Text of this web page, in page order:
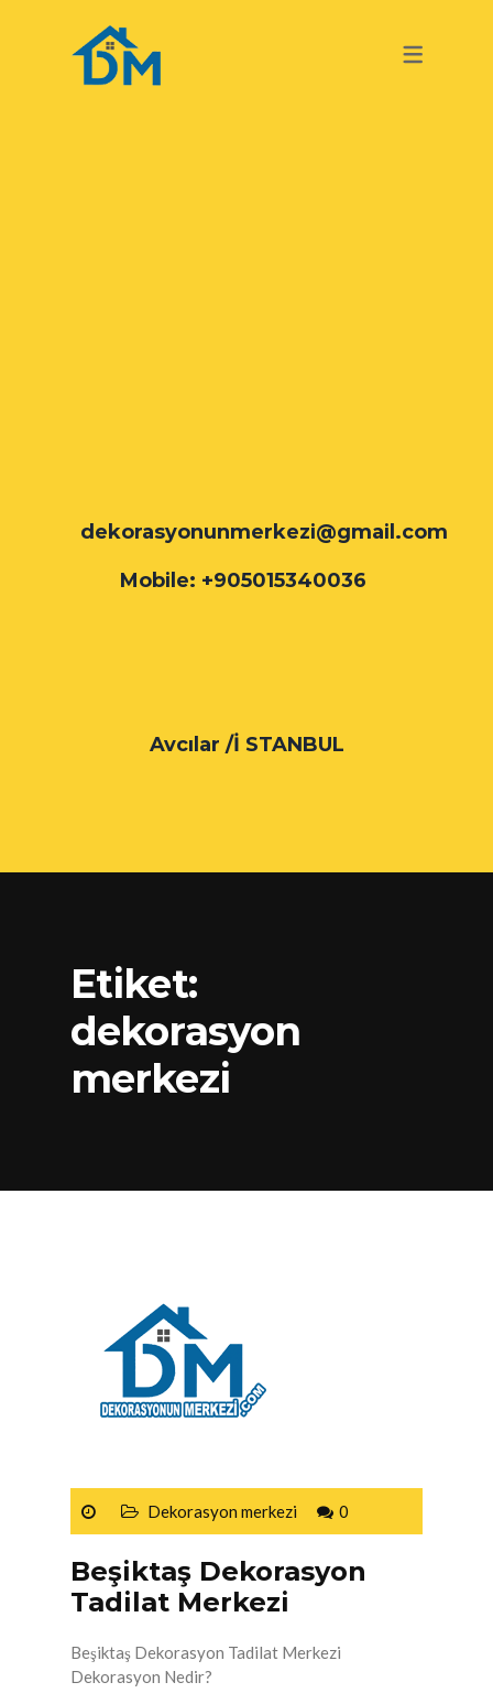
TURKISH
dekorasyonunmerkezi@gmail.com
Mobile: +905015340036
Avcılar /İ STANBUL
Etiket:
dekorasyon
merkezi
Dekorasyon merkezi 0
Beşiktaş Dekorasyon
Tadilat Merkezi
Beşiktaş Dekorasyon Tadilat Merkezi
Dekorasyon Nedir?